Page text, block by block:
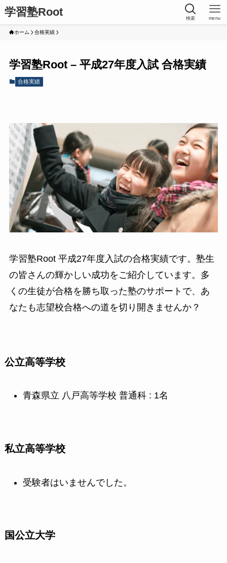
学習塾Root 検索 menu
ホーム 合格実績
学習塾Root – 平成27年度入試 合格実績
合格実績
学習塾Root 平成27年度入試の合格実績です。塾生
の皆さんの輝かしい成功をご紹介しています。多
くの生徒が合格を勝ち取った塾のサポートで、あ
なたも志望校合格への道を切り開きませんか？
公立高等学校
青森県立 八戸高等学校 普通科 : 1名
私立高等学校
受験者はいませんでした。
国公立大学